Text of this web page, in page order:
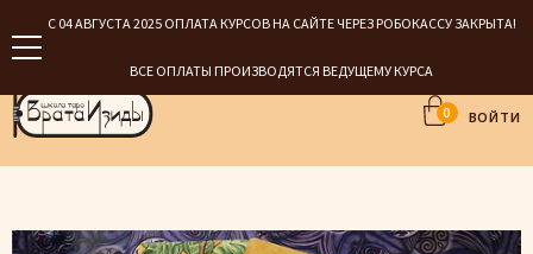
С 04 АВГУСТА 2025 ОПЛАТА КУРСОВ НА САЙТЕ ЧЕРЕЗ РОБОКАССУ ЗАКРЫТА!
ВСЕ ОПЛАТЫ ПРОИЗВОДЯТСЯ ВЕДУЩЕМУ КУРСА
0 ВОЙТИ